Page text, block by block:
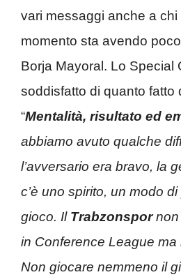
vari messaggi anche a chi
momento sta avendo
Borja Mayoral. Lo Special
soddisfatto di quanto fatto
“Mentalità, risultato ed
abbiamo avuto qualche
l’avversario era bravo, la
c’è uno spirito, un modo
gioco. Il Trabzonspornon
in Conference League ma
Non giocare nemmeno il